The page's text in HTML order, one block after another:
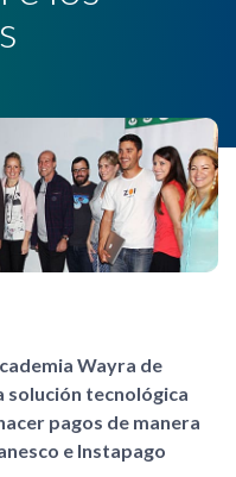
Wayra de
solución tecnológica
pagos de manera
e Instapago